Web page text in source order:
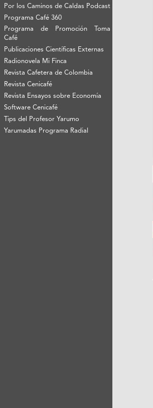
Por los Caminos de Caldas Podcast
Programa Café 360
Programa de Promoción Toma
Café
Publicaciones Científicas Externas
Radionovela Mi Finca
Revista Cafetera de Colombia
Revista Cenicafé
Revista Ensayos sobre Economía
Software Cenicafé
Tips del Profesor Yarumo
Yarumadas Programa Radial